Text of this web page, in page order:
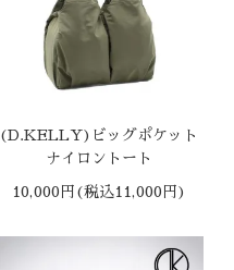
(D.KELLY)ビッグポケット
ナイロントート
10,000円(税込11,000円)